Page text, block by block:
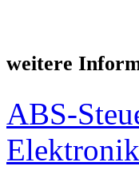
weitere
ABS-